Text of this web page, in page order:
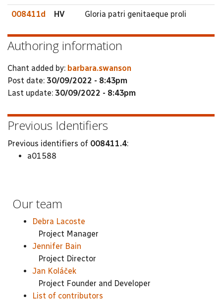
008411d HV Gloria patri genitaeque proli
Authoring information
Chant added by: barbara.swanson
Post date: 30/09/2022 - 8:43pm
Last update: 30/09/2022 - 8:43pm
Previous Identifiers
Previous identifiers of 008411.4:
a01588
Our team
Debra Lacoste
Project Manager
Jennifer Bain
Project Director
Jan Koláček
Project Founder and Developer
List of contributors